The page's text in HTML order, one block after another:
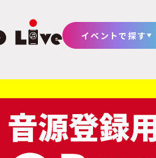
イベントで探す